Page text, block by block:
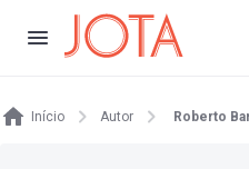
Início Autor Roberto